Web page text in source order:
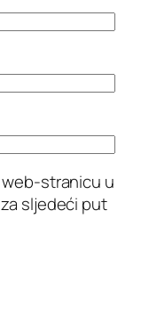
stranicu u
sljedeći put